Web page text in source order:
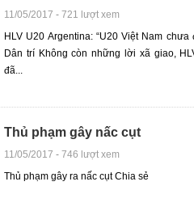
11/05/2017 - 721 lượt xem
HLV U20 Argentina: “U20 Việt Nam
Dân trí Không còn những lời xã giao,
đã...
Thủ phạm gây nấc cụt
11/05/2017 - 746 lượt xem
Thủ phạm gây ra nấc cụt Chia sẻ